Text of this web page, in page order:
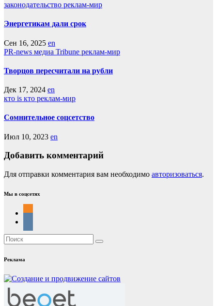
законодательство реклам-мир
Энергетикам дали срок
Сен 16, 2025 en
PR-news медиа Tribune реклам-мир
Творцов пересчитали на рубли
Дек 17, 2024 en
кто is кто реклам-мир
Сомнительное соцсетство
Июл 10, 2023 en
Добавить комментарий
Для отправки комментария вам необходимо авторизоваться.
Мы в соцсетях
Реклама